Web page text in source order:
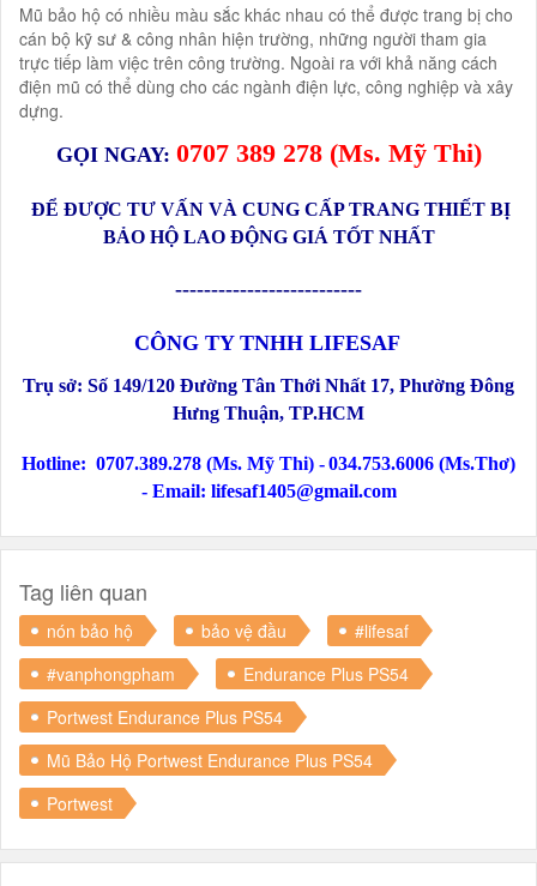
Mũ bảo hộ có nhiều màu sắc khác nhau có thể được trang bị cho
cán bộ kỹ sư & công nhân hiện trường, những người tham gia
trực tiếp làm việc trên công trường. Ngoài ra với khả năng cách
điện mũ có thể dùng cho các ngành điện lực, công nghiệp và xây
dựng.
GỌI NGAY: 0707 389 278(Ms. Mỹ Thi)
ĐỂ ĐƯỢC TƯ VẤN VÀ CUNG CẤP TRANG THIẾT BỊ
BẢO HỘ LAO ĐỘNG GIÁ TỐT NHẤT
--------------------------
CÔNG TY TNHH LIFESAF
Trụ sở: Số 149/120 Đường Tân Thới Nhất 17, Phường Đông
Hưng Thuận, TP.HCM
Hotline: 0707.389.278 (Ms. Mỹ Thi) -034.753.6006 (Ms.Thơ)
- Email: lifesaf1405@gmail.com
Tag liên quan
nón bảo hộ bảo vệ đầu
#lifesaf
#vanphongpham
Endurance Plus PS54
Portwest Endurance Plus PS54
Mũ Bảo Hộ Portwest Endurance Plus PS54
Portwest